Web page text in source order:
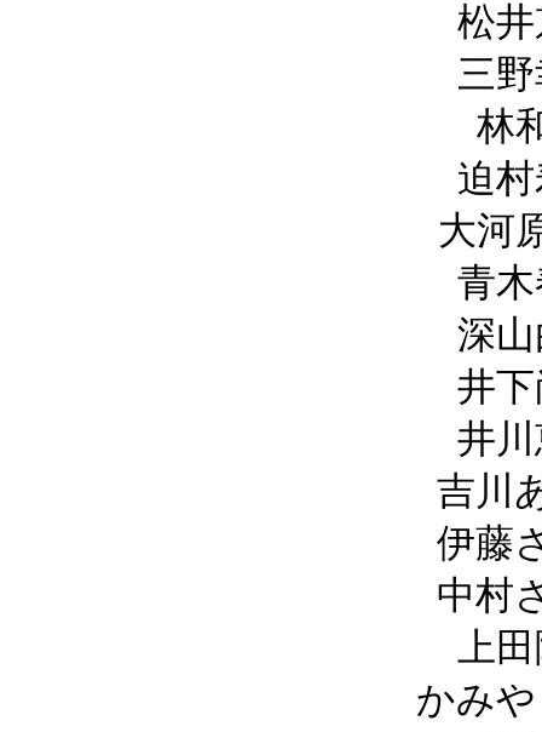
松
三
林
迫
大河
青
深
井
井
吉川
伊藤
中村
上
かみ